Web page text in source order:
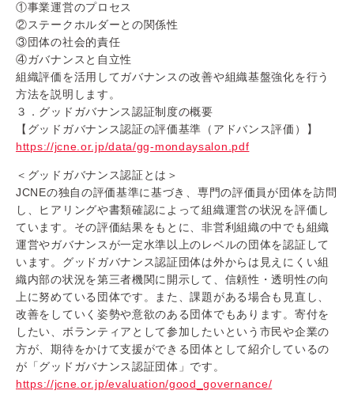
①事業運営のプロセス
②ステークホルダーとの関係性
③団体の社会的責任
④ガバナンスと自立性
組織評価を活用してガバナンスの改善や組織基盤強化を行う
方法を説明します。
３．グッドガバナンス認証制度の概要
【グッドガバナンス認証の評価基準（アドバンス評価）】
https://jcne.or.jp/data/gg-mondaysalon.pdf
＜グッドガバナンス認証とは＞
JCNEの独自の評価基準に基づき、専門の評価員が団体を訪問
し、ヒアリングや書類確認によって組織運営の状況を評価し
ています。その評価結果をもとに、非営利組織の中でも組織
運営やガバナンスが一定水準以上のレベルの団体を認証して
います。グッドガバナンス認証団体は外からは見えにくい組
織内部の状況を第三者機関に開示して、信頼性・透明性の向
上に努めている団体です。また、課題がある場合も見直し、
改善をしていく姿勢や意欲のある団体でもあります。寄付を
したい、ボランティアとして参加したいという市民や企業の
方が、期待をかけて支援ができる団体として紹介しているの
が「グッドガバナンス認証団体」です。
https://jcne.or.jp/evaluation/good_governance/